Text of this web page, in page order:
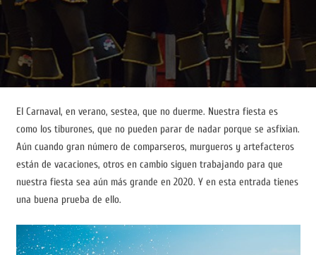
El Carnaval, en verano, sestea, que no duerme. Nuestra fiesta es
como los tiburones, que no pueden parar de nadar porque se asfixian.
Aún cuando gran número de comparseros, murgueros y artefacteros
están de vacaciones, otros en cambio siguen trabajando para que
nuestra fiesta sea aún más grande en 2020. Y en esta entrada tienes
una buena prueba de ello.